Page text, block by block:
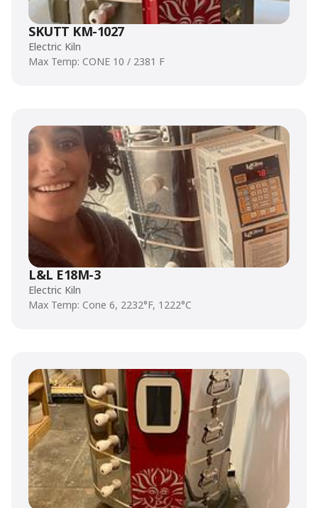
SKUTT KM-1027
Electric Kiln
Max Temp: CONE 10 / 2381 F
L&L E18M-3
Electric Kiln
Max Temp: Cone 6, 2232°F, 1222°C